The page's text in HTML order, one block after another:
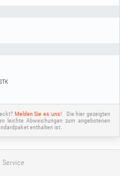
Melden Sie es uns!
Die hier gezeigten
leichte Abweichungen zum angebotenen
enthalten ist.
Service